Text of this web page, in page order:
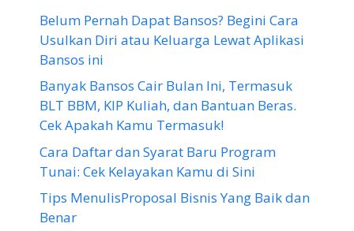
Belum Pernah Dapat Bansos? Begini Cara
Usulkan Diri atau Keluarga Lewat Aplikasi
Bansos ini
Banyak Bansos Cair Bulan Ini, Termasuk
BLT BBM, KIP Kuliah, dan Bantuan Beras.
Cek Apakah Kamu Termasuk!
Cara Daftar dan Syarat Baru Program
Tunai: Cek Kelayakan Kamu di Sini
Tips MenulisProposal Bisnis Yang Baik dan
Benar